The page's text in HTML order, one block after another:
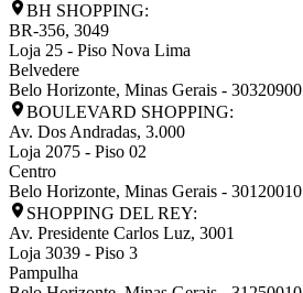
BH SHOPPING:
BR-356, 3049
Loja 25 - Piso Nova Lima
Belvedere
Belo Horizonte, Minas Gerais - 30320900
BOULEVARD SHOPPING:
Av. Dos Andradas, 3.000
Loja 2075 - Piso 02
Centro
Belo Horizonte, Minas Gerais - 30120010
SHOPPING DEL REY:
Av. Presidente Carlos Luz, 3001
Loja 3039 - Piso 3
Pampulha